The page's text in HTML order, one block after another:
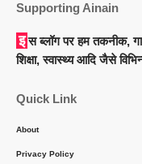
Supporting Ainain
इस ब्लॉग पर हम तकनीक, गाइड, पैसे कमाने के तरीके, कैसे बनें, तकनीक,
शिक्षा, स्वास्थ्य आदि जैसे
Quick Link
About
Privacy Policy